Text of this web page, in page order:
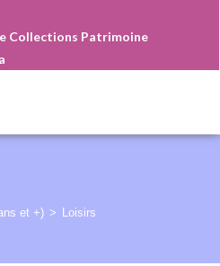
Collections Patrimoine
et +) > Loisirs